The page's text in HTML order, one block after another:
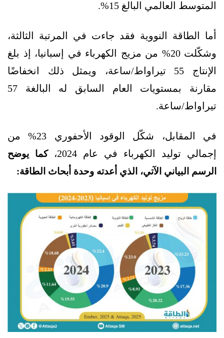
المتوسط العالمي البالغ 15%.
أما الطاقة النووية فقد جاءت في المرتبة الثالثة،
وشكّلت 20% من مزيج الكهرباء في إسبانيا، إذ بلغ
الإنتاج 55 تيراواط/ساعة، ويمثل ذلك انخفاضًا
مقارنة بمستويات العام السابق له البالغة 57
تيراواط/ساعة.
في المقابل، شكّل الوقود الأحفوري 23% من
إجمالي توليد الكهرباء في عام 2024،
كما يوضح
الرسم البياني الآتي، الذي أعدته وحدة أبحاث الطاقة: